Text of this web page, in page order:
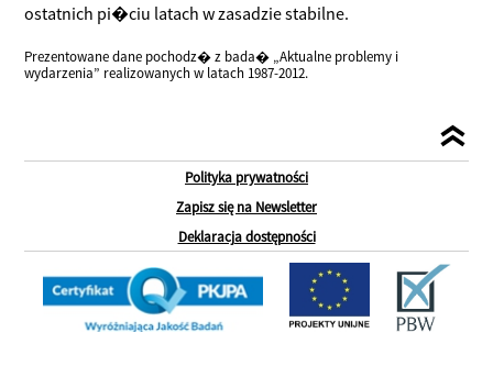
ostatnich pi�ciu latach w zasadzie stabilne.
Prezentowane dane pochodz� z bada� „Aktualne problemy i
wydarzenia” realizowanych w latach 1987-2012.
Polityka prywatności
Zapisz się na Newsletter
Deklaracja dostępności